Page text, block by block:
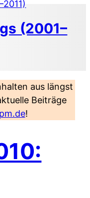
(2001–
aus längst
Beiträge
!